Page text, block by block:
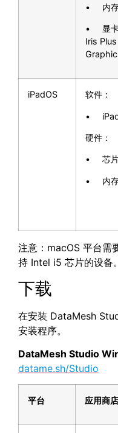
• 内存
• 显卡
Iris Plus
iPadOS 软件：
•
硬件：
• 芯片
• 内存
注意：macOS 平台需
持 Intel i5 芯片的设备。
下载
在安装 DataMesh
安装程序。
DataMesh Studio
datame.sh/Studio
平台 应用商店